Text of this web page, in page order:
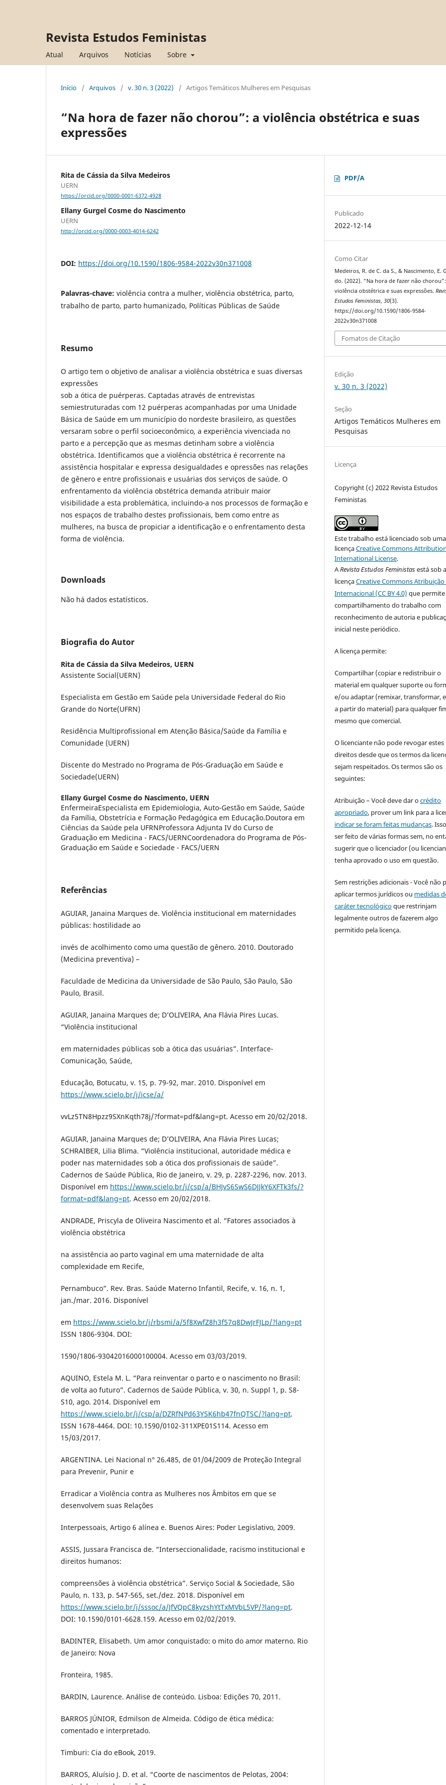
Revista Estudos Feministas
Atual Arquivos Notícias Sobre
Início / Arquivos / v. 30 n. 3 (2022) / Artigos Temáticos Mulheres em Pesquisas
“Na hora de fazer não chorou”: a violência obstétrica e suas
expressões
Rita de Cássia da Silva Medeiros
UERN
https://orcid.org/0000-0001-6372-4928
Ellany Gurgel Cosme do Nascimento
UERN
http://orcid.org/0000-0003-4014-6242
DOI: https://doi.org/10.1590/1806-9584-2022v30n371008
Palavras-chave: violência contra a mulher, violência obstétrica, parto,
trabalho de parto, parto humanizado, Políticas Públicas de Saúde
Resumo
O artigo tem o objetivo de analisar a violência obstétrica e suas diversas
expressões
sob a ótica de puérperas. Captadas através de entrevistas
semiestruturadas com 12 puérperas acompanhadas por uma Unidade
Básica de Saúde em um município do nordeste brasileiro, as questões
versaram sobre o perfil socioeconômico, a experiência vivenciada no
parto e a percepção que as mesmas detinham sobre a violência
obstétrica. Identificamos que a violência obstétrica é recorrente na
assistência hospitalar e expressa desigualdades e opressões nas relações
de gênero e entre profissionais e usuárias dos serviços de saúde. O
enfrentamento da violência obstétrica demanda atribuir maior
visibilidade a esta problemática, incluindo-a nos processos de formação e
nos espaços de trabalho destes profissionais, bem como entre as
mulheres, na busca de propiciar a identificação e o enfrentamento desta
forma de violência.
Downloads
Não há dados estatísticos.
Biografia do Autor
Rita de Cássia da Silva Medeiros, UERN
Assistente Social(UERN)
Especialista em Gestão em Saúde pela Universidade Federal do Rio
Grande do Norte(UFRN)
Residência Multiprofissional em Atenção Básica/Saúde da Família e
Comunidade (UERN)
Discente do Mestrado no Programa de Pós-Graduação em Saúde e
Sociedade(UERN)
Ellany Gurgel Cosme do Nascimento, UERN
EnfermeiraEspecialista em Epidemiologia, Auto-Gestão em Saúde, Saúde
da Família, Obstetrícia e Formação Pedagógica em Educação.Doutora em
Ciências da Saúde pela UFRNProfessora Adjunta IV do Curso de
Graduação em Medicina - FACS/UERNCoordenadora do Programa de Pós-
Graduação em Saúde e Sociedade - FACS/UERN
Referências
AGUIAR, Janaina Marques de. Violência institucional em maternidades
públicas: hostilidade ao
invés de acolhimento como uma questão de gênero. 2010. Doutorado
(Medicina preventiva) –
Faculdade de Medicina da Universidade de São Paulo, São Paulo, São
Paulo, Brasil.
AGUIAR, Janaina Marques de; D’OLIVEIRA, Ana Flávia Pires Lucas.
“Violência institucional
em maternidades públicas sob a ótica das usuárias”. Interface-
Comunicação, Saúde,
Educação, Botucatu, v. 15, p. 79-92, mar. 2010. Disponível em
https://www.scielo.br/j/icse/a/
vvLz5TN8Hpzz9SXnKqth78j/?format=pdf&lang=pt. Acesso em 20/02/2018.
AGUIAR, Janaina Marques de; D’OLIVEIRA, Ana Flávia Pires Lucas;
SCHRAIBER, Lilia Blima. “Violência institucional, autoridade médica e
poder nas maternidades sob a ótica dos profissionais de saúde”.
Cadernos de Saúde Pública, Rio de Janeiro, v. 29, p. 2287-2296, nov. 2013.
Disponível em https://www.scielo.br/j/csp/a/BHJvS6SwS6DJJkY6XFTk3fs/?
format=pdf&lang=pt. Acesso em 20/02/2018.
ANDRADE, Priscyla de Oliveira Nascimento et al. “Fatores associados à
violência obstétrica
na assistência ao parto vaginal em uma maternidade de alta
complexidade em Recife,
Pernambuco”. Rev. Bras. Saúde Materno Infantil, Recife, v. 16, n. 1,
jan./mar. 2016. Disponível
em https://www.scielo.br/j/rbsmi/a/5f8XwfZ8h3f57q8DwJrFJLp/?lang=pt
ISSN 1806-9304. DOI:
1590/1806-93042016000100004. Acesso em 03/03/2019.
AQUINO, Estela M. L. “Para reinventar o parto e o nascimento no Brasil:
de volta ao futuro”. Cadernos de Saúde Pública, v. 30, n. Suppl 1, p. S8-
S10, ago. 2014. Disponível em
https://www.scielo.br/j/csp/a/DZRfNPd63YSK6hb47fnQTSC/?lang=pt.
ISSN 1678-4464. DOI: 10.1590/0102-311XPE01S114. Acesso em
15/03/2017.
ARGENTINA. Lei Nacional n° 26.485, de 01/04/2009 de Proteção Integral
para Prevenir, Punir e
Erradicar a Violência contra as Mulheres nos Âmbitos em que se
desenvolvem suas Relações
Interpessoais, Artigo 6 alínea e. Buenos Aires: Poder Legislativo, 2009.
ASSIS, Jussara Francisca de. “Interseccionalidade, racismo institucional e
direitos humanos:
compreensões à violência obstétrica”. Serviço Social & Sociedade, São
Paulo, n. 133, p. 547-565, set./dez. 2018. Disponível em
https://www.scielo.br/j/sssoc/a/JfVQpC8kyzshYtTxMVbL5VP/?lang=pt.
DOI: 10.1590/0101-6628.159. Acesso em 02/02/2019.
BADINTER, Elisabeth. Um amor conquistado: o mito do amor materno. Rio
de Janeiro: Nova
Fronteira, 1985.
BARDIN, Laurence. Análise de conteúdo. Lisboa: Edições 70, 2011.
BARROS JÚNIOR, Edmilson de Almeida. Código de ética médica:
comentado e interpretado.
Timburi: Cia do eBook, 2019.
BARROS, Aluísio J. D. et al. “Coorte de nascimentos de Pelotas, 2004:
PDF/A
Publicado
2022-12-14
Como Citar
Medeiros, R. de C. da S., & Nascimento, E.
do. (2022). “Na hora de fazer não
violência obstétrica e suas expressões.
Estudos Feministas,30(3).
https://doi.org/10.1590/1806-9584-
2022v30n371008
Fomatos de Citação
Edição
v. 30 n. 3 (2022)
Seção
Artigos Temáticos Mulheres em
Pesquisas
Licença
Copyright (c) 2022 Revista Estudos
Feministas
Este trabalho está licenciado sob uma
licençaCreative Commons
International License.
ARevista Estudos Feministasestá sob
licençaCreative Commons Atribuição
Internacional (CC BY 4.0) que
compartilhamento do trabalho com
reconhecimento de autoria e
inicial neste periódico.
A licença permite:
Compartilhar (copiar e redistribuir o
material em qualquer suporte ou
e/ou adaptar (remixar, transformar,
a partir do material) para qualquer
mesmo que comercial.
O licenciante não pode revogar estes
direitos desde que os termos da
sejam respeitados. Os termos são os
seguintes:
Atribuição – Você deve dar ocrédito
apropriado, prover um link para a
indicar se foram feitas mudanças.
ser feito de várias formas sem, no
sugerir que o licenciador (ou
tenha aprovado o uso em questão.
Sem restrições adicionais - Você não
aplicar termos jurídicos ou medidas
caráter tecnológicoque restrinjam
legalmente outros de fazerem algo
permitido pela licença.